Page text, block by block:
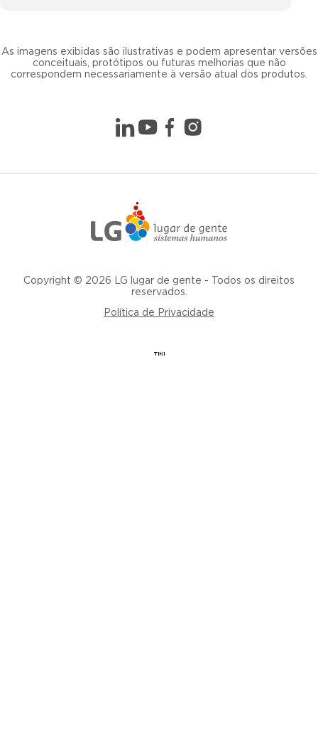
As imagens exibidas são ilustrativas e podem apresentar versões
conceituais, protótipos ou futuras melhorias que não
correspondem necessariamente à versão atual dos produtos.
Copyright © 2026 LG lugar de gente - Todos os direitos
reservados.
Política de Privacidade